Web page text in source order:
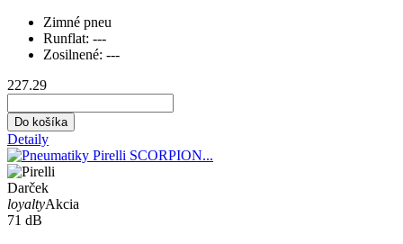
Zimné pneu
Runflat: ---
Zosilnené: ---
227.29
Do košíka
Detaily
Darček
loyaltyAkcia
71 dB